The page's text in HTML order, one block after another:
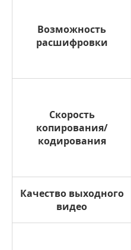
Возможность
расшифровки
Скорость
копирования/
кодирования
Качество выходного
видео